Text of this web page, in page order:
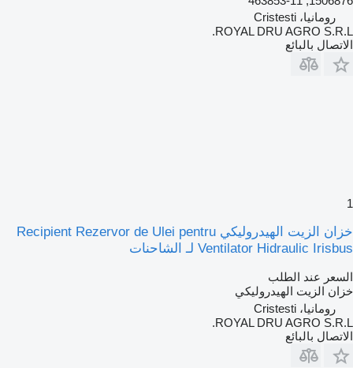
رومانيا، Cristesti
ROYAL DRU AGRO S.R.L.
الاتصال بالبائع
1
خزان الزيت الهيدروليكي Recipient Rezervor de Ulei pentru
Ventilator Hidraulic Irisbus لـ الشاحنات
السعر عند الطلب
خزان الزيت الهيدروليكي
رومانيا، Cristesti
ROYAL DRU AGRO S.R.L.
الاتصال بالبائع